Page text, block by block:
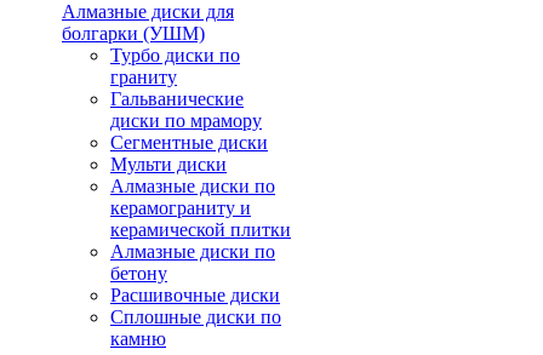
Алмазные диски для
болгарки (УШМ)
Турбо диски по
граниту
Гальванические
диски по мрамору
Сегментные диски
Мульти диски
Алмазные диски по
керамограниту и
керамической плитки
Алмазные диски по
бетону
Расшивочные диски
Сплошные диски по
камню